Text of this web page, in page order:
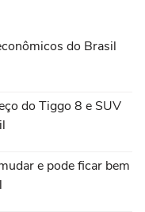
do Brasil
do Tiggo 8 e SUV
e pode ficar bem